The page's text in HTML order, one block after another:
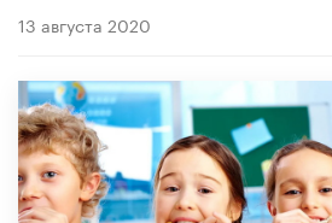
13 августа 2020